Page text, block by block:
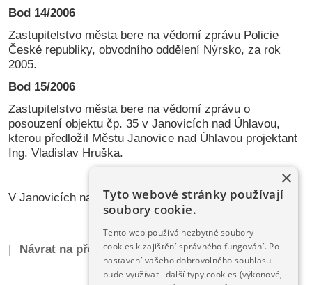
Bod 14/2006
Zastupitelstvo města bere na vědomí zprávu Policie
České republiky, obvodního oddělení Nýrsko, za rok
2005.
Bod 15/2006
Zastupitelstvo města bere na vědomí zprávu o
posouzení objektu čp. 35 v Janovicích nad Úhlavou,
kterou předložil Městu Janovice nad Úhlavou projektant
Ing. Vladislav Hruška.
V Janovicích nad Úhlavou dne 09.02.2006
| Návrat na předchozí stránku |
×
Tyto webové stránky používají
soubory cookie.
Tento web používá nezbytné soubory
cookies k zajištění správného fungování. Po
nastavení vašeho dobrovolného souhlasu
bude využívat i další typy cookies (výkonové,